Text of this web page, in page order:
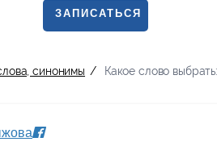
ЗАПИСАТЬСЯ
синонимы / Какое слово